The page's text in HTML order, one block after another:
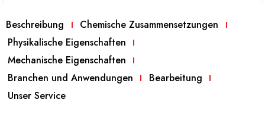
Beschreibung
Chemische Zusammensetzungen
Physikalische Eigenschaften
Mechanische Eigenschaften
Branchen und Anwendungen
Bearbeitung
Unser Service